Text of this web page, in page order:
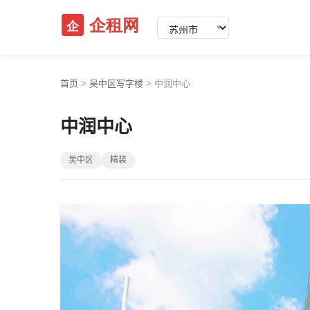
▼
首页 > 吴中区写字楼 > 中润中心
中润中心
吴中区 精装